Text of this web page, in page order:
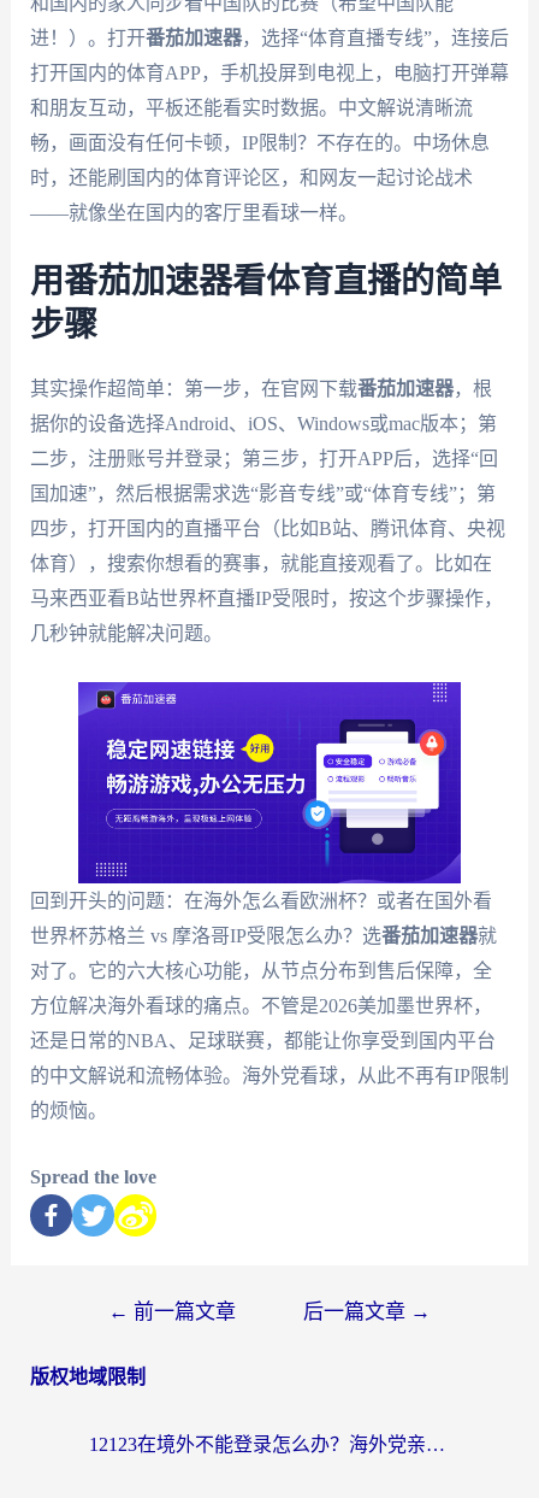
进！）。打开番茄加速器，选择“体育直播专线”，连接后
打开国内的体育APP，手机投屏到电视上，电脑打开弹幕
和朋友互动，平板还能看实时数据。中文解说清晰流
畅，画面没有任何卡顿，IP限制？不存在的。中场休息
时，还能刷国内的体育评论区，和网友一起讨论战术
——就像坐在国内的客厅里看球一样。
用番茄加速器看体育直播的简单
步骤
其实操作超简单：第一步，在官网下载番茄加速器，根
据你的设备选择Android、iOS、Windows或mac版本；第
二步，注册账号并登录；第三步，打开APP后，选择“回
国加速”，然后根据需求选“影音专线”或“体育专线”；第
四步，打开国内的直播平台（比如B站、腾讯体育、央视
体育），搜索你想看的赛事，就能直接观看了。比如在
马来西亚看B站世界杯直播IP受限时，按这个步骤操作，
几秒钟就能解决问题。
回到开头的问题：在海外怎么看欧洲杯？或者在国外看
世界杯苏格兰 vs 摩洛哥IP受限怎么办？选番茄加速器就
对了。它的六大核心功能，从节点分布到售后保障，全
方位解决海外看球的痛点。不管是2026美加墨世界杯，
还是日常的NBA、足球联赛，都能让你享受到国内平台
的中文解说和流畅体验。海外党看球，从此不再有IP限制
的烦恼。
Spread the love
← 前一篇文章 后一篇文章 →
版权地域限制
12123在境外不能登录怎么办？海外党亲测有效的回国加速方案